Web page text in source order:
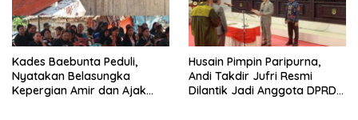
Kades Baebunta Peduli,
Nyatakan Belasungka
Kepergian Amir dan Ajak
Husain Pimpin Paripurna,
Andi Takdir Jufri Resmi
Dilantik Jadi Anggota DPRD